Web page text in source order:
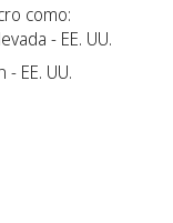
como:
- EE. UU.
EE. UU.